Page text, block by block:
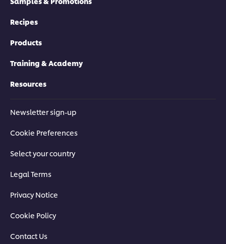
Recipes
Products
Training & Academy
Resources
Newsletter sign-up
Cookie Preferences
Select your country
Legal Terms
Privacy Notice
Cookie Policy
Contact Us